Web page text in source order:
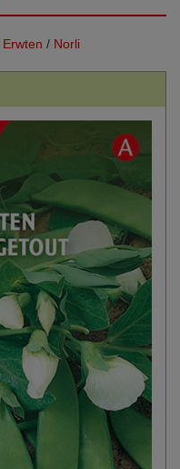
Erwten / Norli